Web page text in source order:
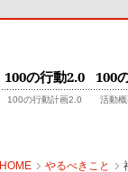
100の行動2.0
100の行動計画2.0
100
活動
HOME やるべきこと